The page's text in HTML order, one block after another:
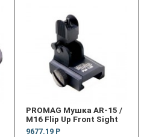
PROMAG Мушка AR-15 /
M16 Flip Up Front Sight
9677.19 Р